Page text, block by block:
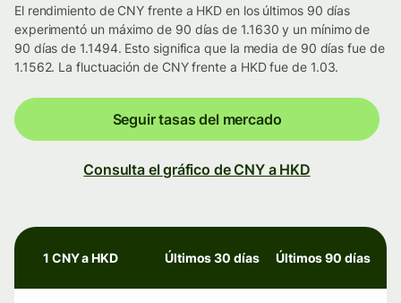
El rendimiento de CNY frente a HKD en los últimos 90 días
experimentó un máximo de 90 días de 1.1630 y un mínimo de
90 días de 1.1494. Esto significa que la media de 90 días fue de
1.1562. La fluctuación de CNY frente a HKD fue de 1.03.
Seguir tasas del mercado
Consulta el gráfico de CNY a HKD
1 CNY a HKD Últimos 30 días Últimos 90 días